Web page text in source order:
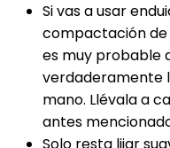
Si vas a usar
compactación de
es muy probable
verdaderamente
mano. Llévala a
antes